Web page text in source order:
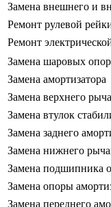
Замена внешнего и
Ремонт рулевой
Ремонт
Замена шаровых опор
Замена амортизатора
Замена верхнего
Замена втулок
Замена заднего
Замена нижнего
Замена подшипника
Замена опоры
Замена переднего